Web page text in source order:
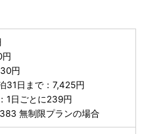
円
31日まで：7,425円
1日ごとに239円
無制限プランの場合